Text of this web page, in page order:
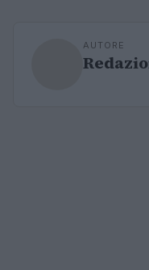
AUTORE